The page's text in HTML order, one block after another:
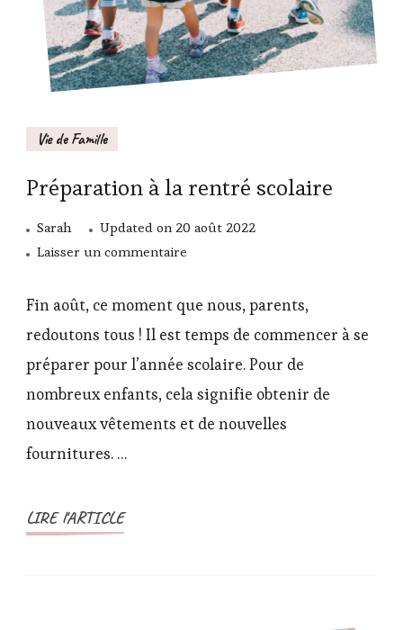
Vie de Famille
Préparation à la rentré scolaire
Sarah Updated on 20 août 2022
Laisser un commentaire
à
rentré
scolaire
Fin août, ce moment que nous, parents,
redoutons tous ! Il est temps de commencer à se
préparer pour l’année scolaire. Pour de
nombreux enfants, cela signifie obtenir de
nouveaux vêtements et de nouvelles
fournitures. …
LIRE l'ARTICLE